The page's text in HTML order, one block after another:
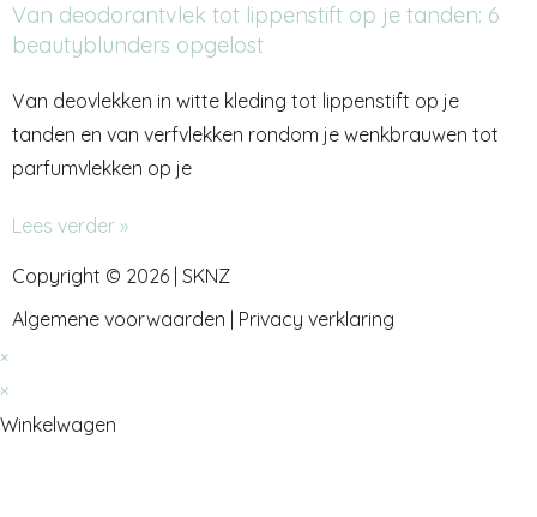
Van deodorantvlek tot lippenstift op je tanden: 6
beautyblunders opgelost
Van deovlekken in witte kleding tot lippenstift op je
tanden en van verfvlekken rondom je wenkbrauwen tot
parfumvlekken op je
Lees verder »
Copyright © 2026 | SKNZ
Algemene voorwaarden
Privacy verklaring
×
×
Winkelwagen